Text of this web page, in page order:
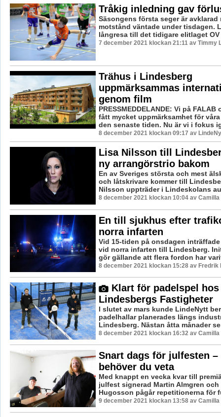
Tråkig inledning gav
Säsongens första seger är avklarad
motstånd väntade under tisdagen.
långresa till det tidigare elitlaget OV
7 december 2021 klockan 21:11 av Timmy
Trähus i Lindesberg
uppmärksammas
genom film
PRESSMEDDELANDE: Vi på FALAB
fått mycket uppmärksamhet för
den senaste tiden. Nu är vi i fokus
8 december 2021 klockan 09:17 av
Lisa Nilsson till
ny arrangörstrio bakom
En av Sveriges största och mest
och låtskrivare kommer till
Nilsson uppträder i Lindeskolans
8 december 2021 klockan 10:04 av Camilla
En till sjukhus efter
norra infarten
Vid 15-tiden på onsdagen
vid norra infarten till Lindesberg.
gör gällande att flera fordon har
8 december 2021 klockan 15:28 av Fredrik
Klart för padelspel hos
Lindesbergs Fastigheter
I slutet av mars kunde LindeNytt
padelhallar planerades längs
Lindesberg. Nästan åtta månader
8 december 2021 klockan 16:32 av Camilla
Snart dags för julfesten –
behöver du veta
Med knappt en vecka kvar till
julfest signerad Martin Almgren och
Hugosson pågår repetitionerna för
9 december 2021 klockan 13:58 av Camilla